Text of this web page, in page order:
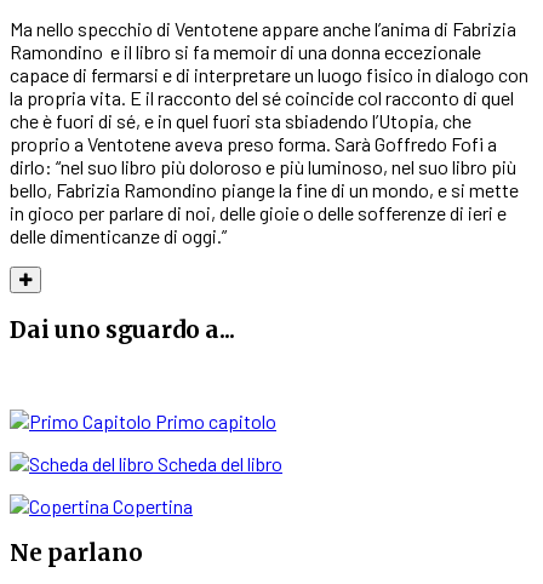
Ma nello specchio di Ventotene appare anche l’anima di Fabrizia
Ramondino e il libro si fa memoir di una donna eccezionale
capace di fermarsi e di interpretare un luogo fisico in dialogo con
la propria vita. E il racconto del sé coincide col racconto di quel
che è fuori di sé, e in quel fuori sta sbiadendo l’Utopia, che
proprio a Ventotene aveva preso forma. Sarà Goffredo Fofi a
dirlo: “nel suo libro più doloroso e più luminoso, nel suo libro più
bello, Fabrizia Ramondino piange la fine di un mondo, e si mette
in gioco per parlare di noi, delle gioie o delle sofferenze di ieri e
delle dimenticanze di oggi.”
Dai uno sguardo a...
Primo capitolo
Scheda del libro
Copertina
Ne parlano